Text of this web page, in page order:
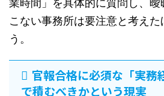
業時間」を具体的に質問し、
こない事務所は要注意と考えた
う。
官報合格に必須な「実務
で積むべきかという現実